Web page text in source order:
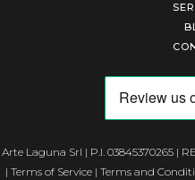
Arte Laguna Srl | P.I. 03845370265 |
| Terms of Service| Terms and